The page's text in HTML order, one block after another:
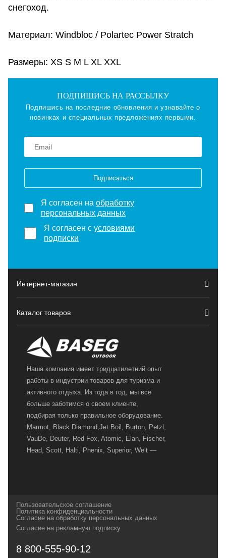
снегоход.
Материал: Windbloc / Polartec Power Stratch
Размеры: XS S M L XL XXL
ПОДПИШИСЬ НА РАССЫЛКУ
Подпишись на последние обновления и узнавайте о
новинках и специальных предложениях первыми.
Подписаться
Я согласен на обработку
персональных данных
Я согласен сусловиями
подписки
Интернет-магазин
Каталог товаров
Наша компания имеет тридцатилетний опыт
работы в индустрии товаров для туризма и
активного отдыха. Из года в год, мы все
больше заботимся о своем клиенте,
подбирая только правильное оборудование.
Marmot, Black Diamond,Jet Boil, Burton, Petzl,
VauDe, Deuter, Red Fox, Atomic, Elan, Fischer,
Head, Scott, Halti, Phenix, Superior, Welt —
и взыскательных путешественников,
спортсменов и отдыхающих.
Геннадьевич
Пользовательское соглашение
Политика конфиденциальности
Согласие на обработку персональных данных
Согласие на рекламную подписку
8 800-555-90-12